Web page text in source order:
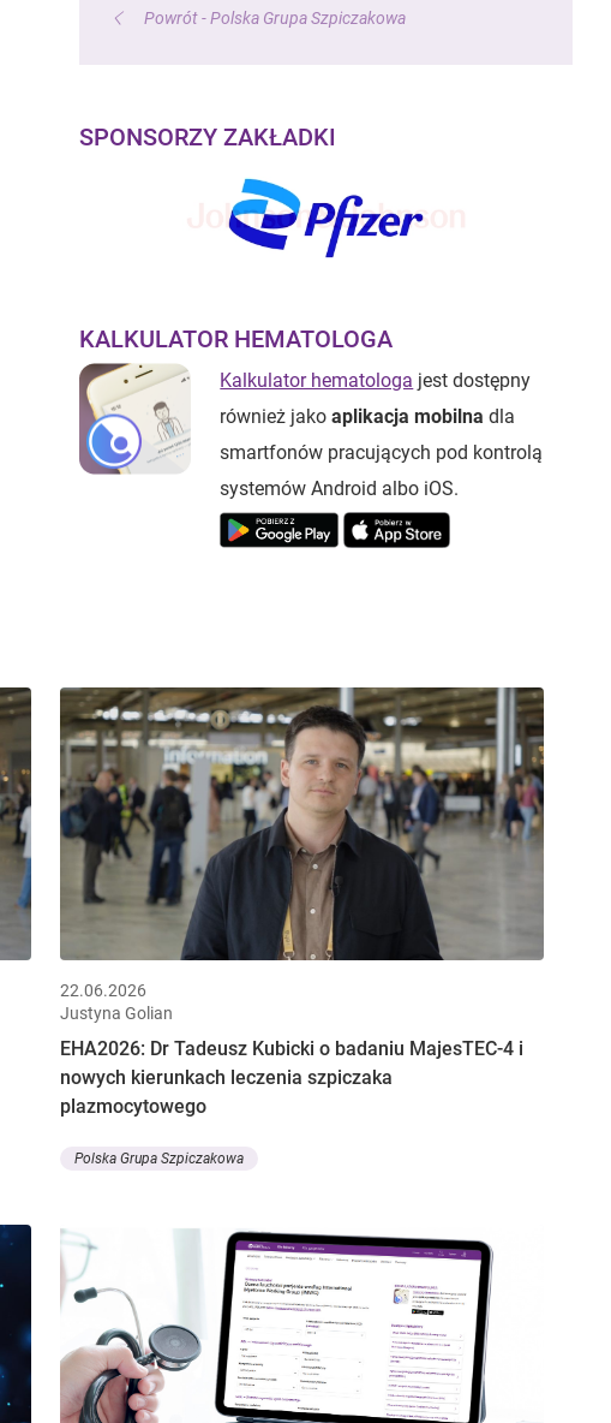
Powrót - Polska Grupa Szpiczakowa
SPONSORZY ZAKŁADKI
KALKULATOR HEMATOLOGA
Kalkulator hematologa jest dostępny
również jakoaplikacja mobilna dla
smartfonów pracujących pod kontrolą
systemów Android albo iOS.
22.06.2026
Justyna Golian
EHA2026: Dr Tadeusz Kubicki o badaniu MajesTEC-4 i
nowych kierunkach leczenia szpiczaka
plazmocytowego
Polska Grupa Szpiczakowa